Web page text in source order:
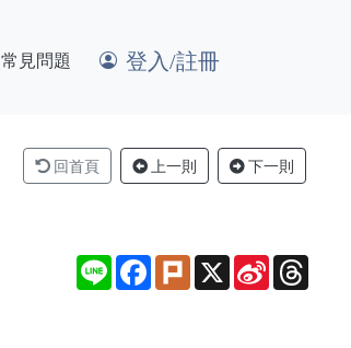
常見問題 登入/註冊
回首頁 上一則 下一則
Line Facebook
PlurkX Sina
Weibo